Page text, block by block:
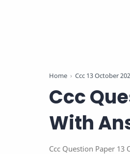
Home Ccc 13 October
Ccc
With
Ccc Question Paper 13